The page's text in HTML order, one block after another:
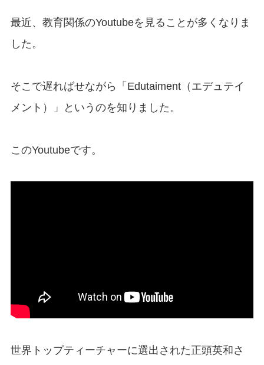
最近、教育関係のYoutubeを見ることが多くなりま
した。
そこで遅ればせながら「Edutaiment（エデュテイ
メント）」というのを知りました。
このYoutubeです。
世界トップティーチャーに選出された正頭英和さ